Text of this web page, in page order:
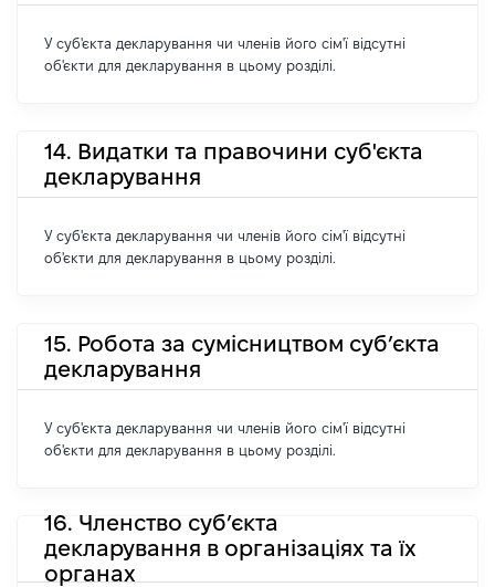
У суб'єкта декларування чи членів його сім'ї відсутні
об'єкти для декларування в цьому розділі.
14. Видатки та правочини суб'єкта
декларування
У суб'єкта декларування чи членів його сім'ї відсутні
об'єкти для декларування в цьому розділі.
15. Робота за сумісництвом суб’єкта
декларування
У суб'єкта декларування чи членів його сім'ї відсутні
об'єкти для декларування в цьому розділі.
16. Членство суб’єкта
декларування в організаціях та їх
органах